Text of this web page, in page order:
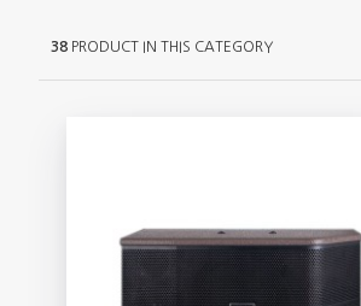
38 PRODUCT IN THIS CATEGORY